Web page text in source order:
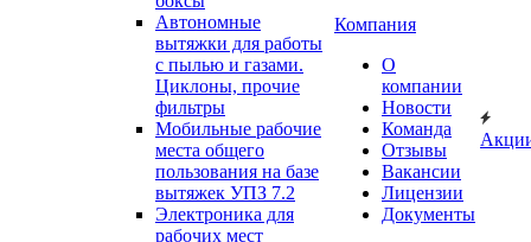
Автономные
вытяжки для работы
с пылью и газами.
Циклоны, прочие
фильтры
Мобильные рабочие
места общего
пользования на базе
вытяжек УПЗ 7.2
Электроника для
рабочих мест
Компания
О
компании
Новости
Команда
Отзывы
Вакансии
Лицензии
Документы